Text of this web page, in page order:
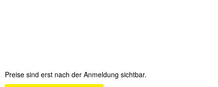
Preise sind erst nach der Anmeldung sichtbar.